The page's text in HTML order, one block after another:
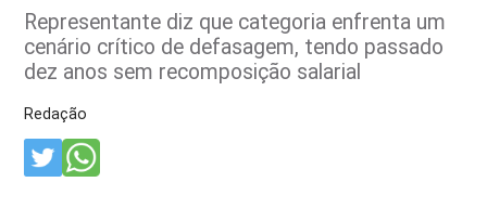
Representante diz que categoria enfrenta um
cenário crítico de defasagem, tendo passado
dez anos sem recomposição salarial
Redação